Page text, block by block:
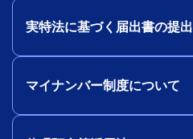
実特法に基づく届出書の提出
マイナンバー制度について